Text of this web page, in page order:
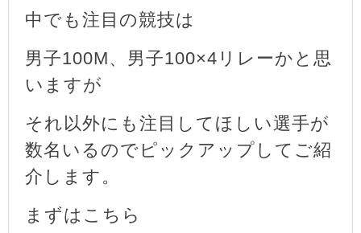
中でも注目の競技は
男子100M、男子100×4リレーかと思
いますが
それ以外にも注目してほしい選手が
数名いるのでピックアップしてご紹
介します。
まずはこちら